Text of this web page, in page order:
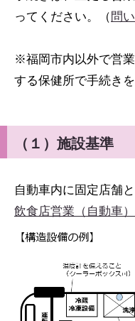
ってください。（ 問
※福岡市内以外で営
する保健所で手続き
（１）施設基準
自動車内に固定店舗
飲食店営業（自動車）